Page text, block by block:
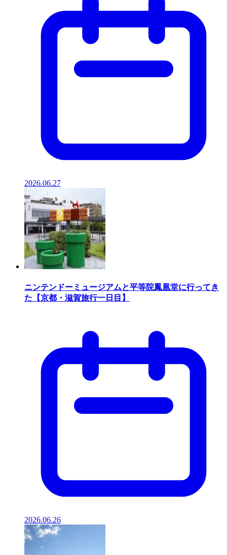
2026.06.27
ニンテンドーミュージアムと平等院鳳凰堂に行ってき
た【京都・滋賀旅行一日目】
2026.06.26